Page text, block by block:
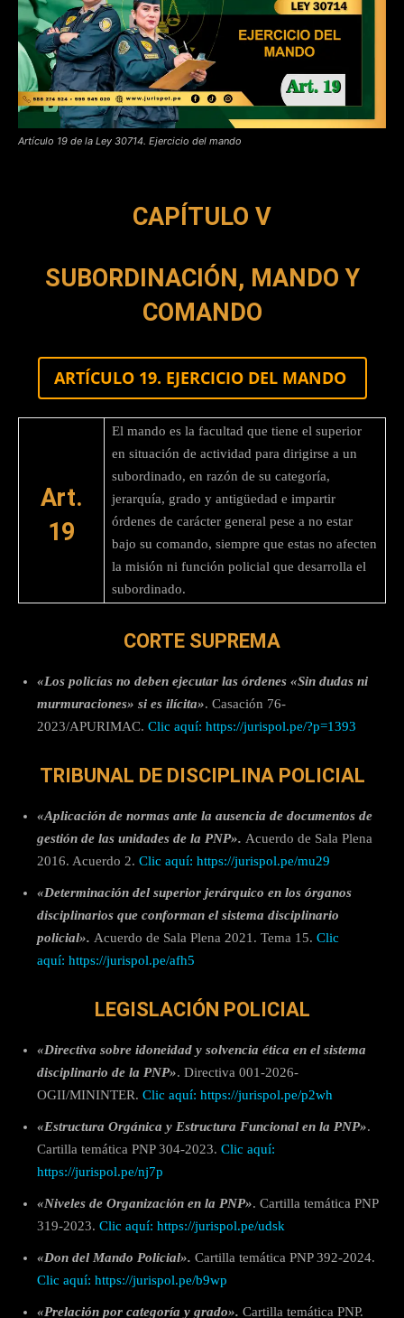
Artículo 19 de la Ley 30714. Ejercicio del mando
CAPÍTULO V
SUBORDINACIÓN, MANDO Y
COMANDO
ARTÍCULO 19. EJERCICIO DEL MANDO
Art.
19
El mando es la facultad que tiene el superior
en situación de actividad para dirigirse a un
subordinado, en razón de su categoría,
jerarquía, grado y antigüedad e impartir
órdenes de carácter general pese a no estar
bajo su comando, siempre que estas no afecten
la misión ni función policial que desarrolla el
subordinado.
CORTE SUPREMA
«Los policías no deben ejecutar las órdenes «Sin dudas ni
murmuraciones» si es ilícita». Casación 76-
2023/APURIMAC. Clic aquí: https://jurispol.pe/?p=1393
TRIBUNAL DE DISCIPLINA POLICIAL
«Aplicación de normas ante la ausencia de documentos de
gestión de las unidades de la PNP». Acuerdo de Sala Plena
2016. Acuerdo 2. Clic aquí: https://jurispol.pe/mu29
«Determinación del superior jerárquico en los órganos
disciplinarios que conforman el sistema disciplinario
policial». Acuerdo de Sala Plena 2021. Tema 15. Clic
aquí: https://jurispol.pe/afh5
LEGISLACIÓN POLICIAL
«Directiva sobre idoneidad y solvencia ética en el sistema
disciplinario de la PNP». Directiva 001-2026-
OGII/MININTER. Clic aquí: https://jurispol.pe/p2wh
«Estructura Orgánica y Estructura Funcional en la PNP».
Cartilla temática PNP 304-2023. Clic aquí:
https://jurispol.pe/nj7p
«Niveles de Organización en la PNP». Cartilla temática PNP
319-2023. Clic aquí: https://jurispol.pe/udsk
«Don del Mando Policial». Cartilla temática PNP 392-2024.
Clic aquí: https://jurispol.pe/b9wp
«Prelación por categoría y grado». Cartilla temática PNP.